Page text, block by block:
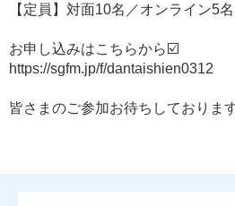
【定員】対面10名／オンライン5名
お申し込みはこちらから☑️
https://sgfm.jp/f/dantaishien0312
皆さまのご参加お待ちしておりま